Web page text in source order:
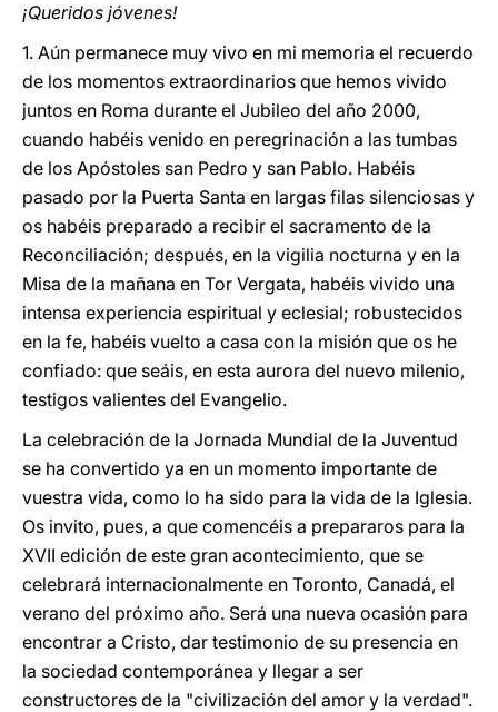
¡Queridos jóvenes!
1. Aún permanece muy vivo en mi memoria el recuerdo
de los momentos extraordinarios que hemos vivido
juntos en Roma durante el Jubileo del año 2000,
cuando habéis venido en peregrinación a las tumbas
de los Apóstoles san Pedro y san Pablo. Habéis
pasado por la Puerta Santa en largas filas silenciosas y
os habéis preparado a recibir el sacramento de la
Reconciliación; después, en la vigilia nocturna y en la
Misa de la mañana en Tor Vergata, habéis vivido una
intensa experiencia espiritual y eclesial; robustecidos
en la fe, habéis vuelto a casa con la misión que os he
confiado: que seáis, en esta aurora del nuevo milenio,
testigos valientes del Evangelio.
La celebración de la Jornada Mundial de la Juventud
se ha convertido ya en un momento importante de
vuestra vida, como lo ha sido para la vida de la Iglesia.
Os invito, pues, a que comencéis a prepararos para la
XVII edición de este gran acontecimiento, que se
celebrará internacionalmente en Toronto, Canadá, el
verano del próximo año. Será una nueva ocasión para
encontrar a Cristo, dar testimonio de su presencia en
la sociedad contemporánea y llegar a ser
constructores de la "civilización del amor y la verdad".